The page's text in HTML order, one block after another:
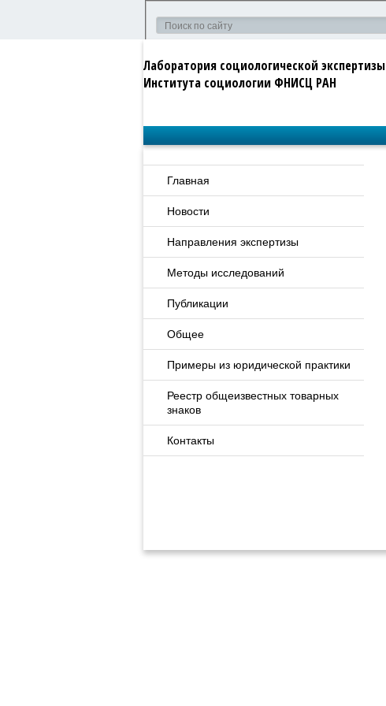
Лаборатория социологической экспертизы
Института социологии ФНИСЦ РАН
Главная
Новости
Направления экспертизы
Методы исследований
Публикации
Общее
Примеры из юридической практики
Реестр общеизвестных товарных
знаков
Контакты